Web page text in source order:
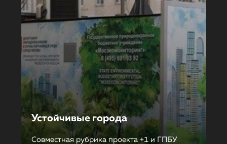
Устойчивые города
Совместная рубрика проекта +1 и ГПБУ